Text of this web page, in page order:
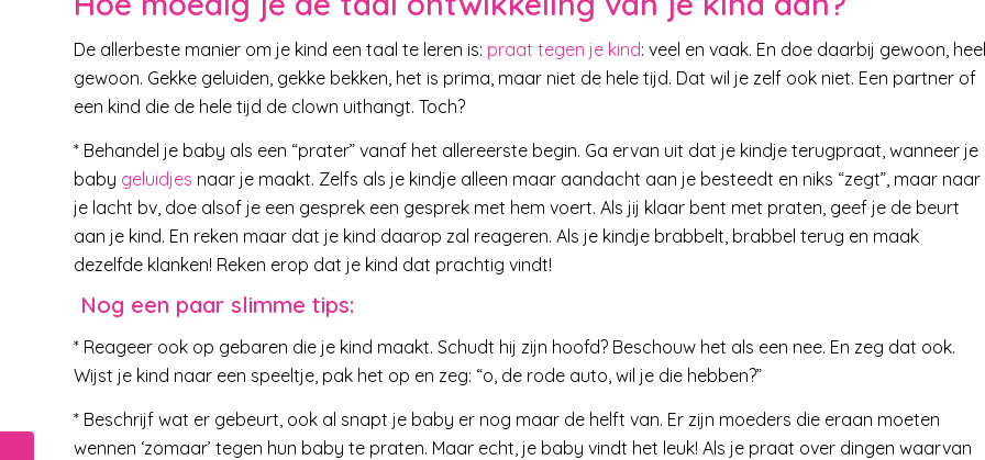
De allerbeste manier om je kind een taal te leren is: praat tegen je kind: veel en vaak. En doe daarbij gewoon, heel
gewoon. Gekke geluiden, gekke bekken, het is prima, maar niet de hele tijd. Dat wil je zelf ook niet. Een partner of
een kind die de hele tijd de clown uithangt. Toch?
* Behandel je baby als een “prater” vanaf het allereerste begin. Ga ervan uit dat je kindje terugpraat, wanneer je
baby geluidjes naar je maakt. Zelfs als je kindje alleen maar aandacht aan je besteedt en niks “zegt”, maar naar
je lacht bv, doe alsof je een gesprek een gesprek met hem voert. Als jij klaar bent met praten, geef je de beurt
aan je kind. En reken maar dat je kind daarop zal reageren. Als je kindje brabbelt, brabbel terug en maak
dezelfde klanken! Reken erop dat je kind dat prachtig vindt!
Nog een paar slimme tips:
* Reageer ook op gebaren die je kind maakt. Schudt hij zijn hoofd? Beschouw het als een nee. En zeg dat ook.
Wijst je kind naar een speeltje, pak het op en zeg: “o, de rode auto, wil je die hebben?”
* Beschrijf wat er gebeurt, ook al snapt je baby er nog maar de helft van. Er zijn moeders die eraan moeten
wennen ‘zomaar’ tegen hun baby te praten. Maar echt, je baby vindt het leuk! Als je praat over dingen waarvan